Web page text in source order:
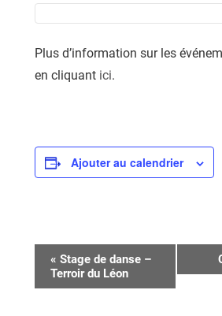
Plus d’information sur les
en cliquant ici.
Ajouter au calendrier
Navigation
Évènement
« Stage de danse –
Terroir du Léon